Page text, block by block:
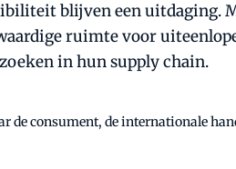
blijven een uitdaging.
ruimte voor
in hun supply chain.
consument, de internationale